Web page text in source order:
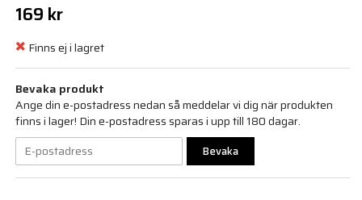
169 kr
Finns ej i lagret
Bevaka produkt
Ange din e-postadress nedan så meddelar vi dig när produkten
finns i lager! Din e-postadress sparas i upp till 180 dagar.
Bevaka